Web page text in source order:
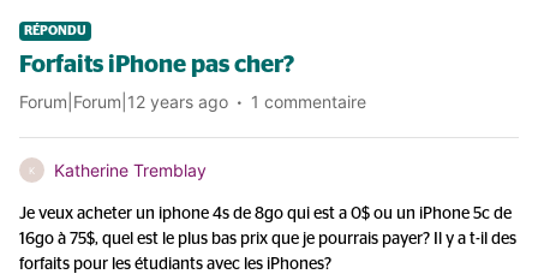
RÉPONDU
Forfaits iPhone pas cher?
Forum|Forum|12 years ago 1 commentaire
K Katherine Tremblay
Je veux acheter un iphone 4s de 8go qui est a 0$ ou un iPhone 5c de
16go à 75$, quel est le plus bas prix que je pourrais payer? Il y a t-il des
forfaits pour les étudiants avec les iPhones?